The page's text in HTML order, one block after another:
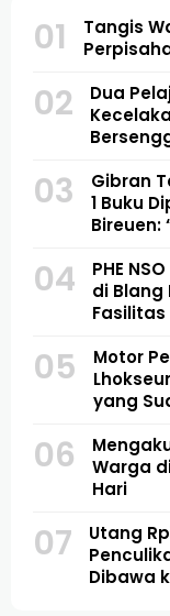
01
Tangis
02
Dua
03
Gibran
1 Buku
Bireuen:
04
PHE
di Blang
Fasilitas
05
Motor
yang
06
Warga
Hari
07
Utang
Dibawa